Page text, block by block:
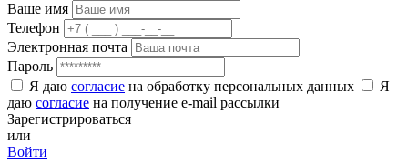
Ваше имя
Телефон
Электронная почта
Пароль
Я даю согласие на обработку персональных данных
Я
даю согласие на получение e-mail рассылки
Зарегистрироваться
или
Войти